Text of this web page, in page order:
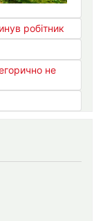
робітник
не